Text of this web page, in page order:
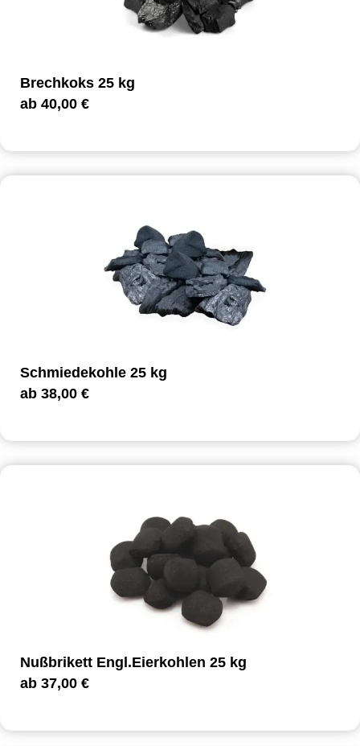
Brechkoks 25 kg
ab 40,00 €
Schmiedekohle 25 kg
ab 38,00 €
Nußbrikett Engl.Eierkohlen 25 kg
ab 37,00 €